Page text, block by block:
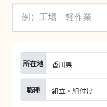
所在地 香川県
職種 組立・組付け